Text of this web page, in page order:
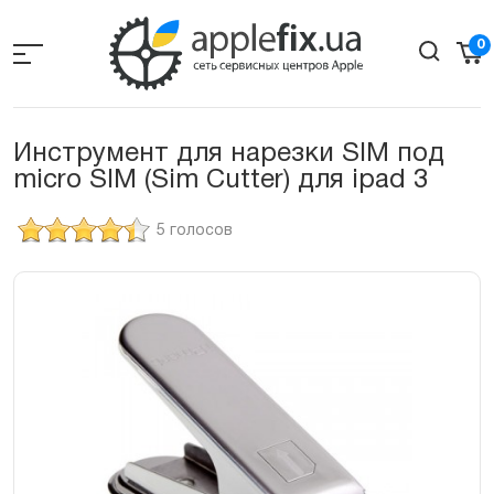
the
0
Инструмент для нарезки SIM под
micro SIM (Sim Cutter) для ipad 3
5 голосов